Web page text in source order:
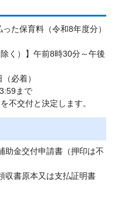
た保育料（令和8年度分）
く）】午前8時30分～午後
必着）
まで
不交付と決定します。
助金交付申請書（押印は不
収書原本又は支払証明書